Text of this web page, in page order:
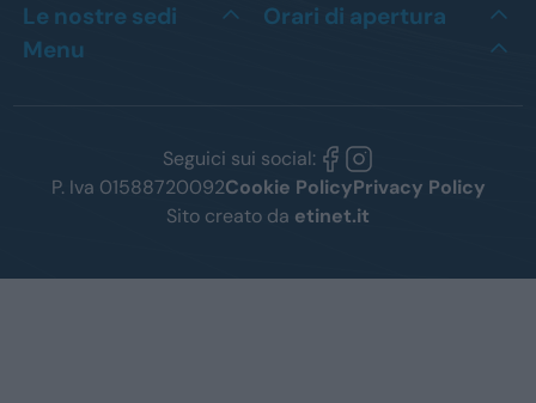
Le nostre sedi
Orari di apertura
Menu
Seguici sui social:
P. Iva 01588720092Cookie PolicyPrivacy Policy
Sito creato da etinet.it